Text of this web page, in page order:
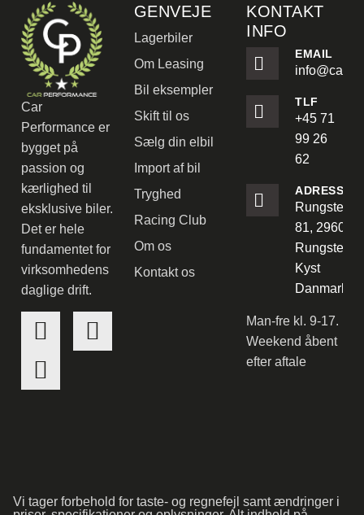
Car
Performance er
bygget på
passion og
kærlighed til
eksklusive biler.
Det er hele
fundamentet for
virksomhedens
daglige drift.
GENVEJE
Lagerbiler
Om Leasing
Bil eksempler
Skift til os
Sælg din elbil
Import af bil
Tryghed
Racing Club
Om os
Kontakt os
KONTAKT
INFO
EMAIL
TLF
+45 71
99 26
62
ADRESSE
81, 2960
Rungsted
Kyst
Danmark
Man-fre kl. 9-17.
Weekend åbent
efter aftale
Vi tager forbehold for taste- og regnefejl samt ændringer i